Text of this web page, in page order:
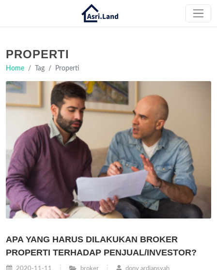
PROPERTI
Home Tag Properti
APA YANG HARUS DILAKUKAN BROKER
PROPERTI TERHADAP PENJUAL/INVESTOR?
2020-11-11 broker dony ardiansyah